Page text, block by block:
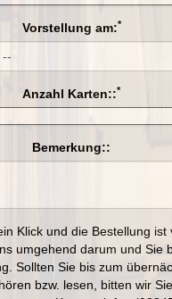
Vorstellung am:*
Anzahl Karten::*
Bemerkung::
Klick und die Bestellung ist
umgehend darum und Sie
Sollten Sie bis zum
bzw. lesen, bitten wir